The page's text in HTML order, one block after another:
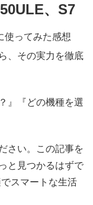
、S7
ってみた感想
、その実力を徹底
』『どの機種を選
さい。この記事を
と見つかるはずで
スマートな生活